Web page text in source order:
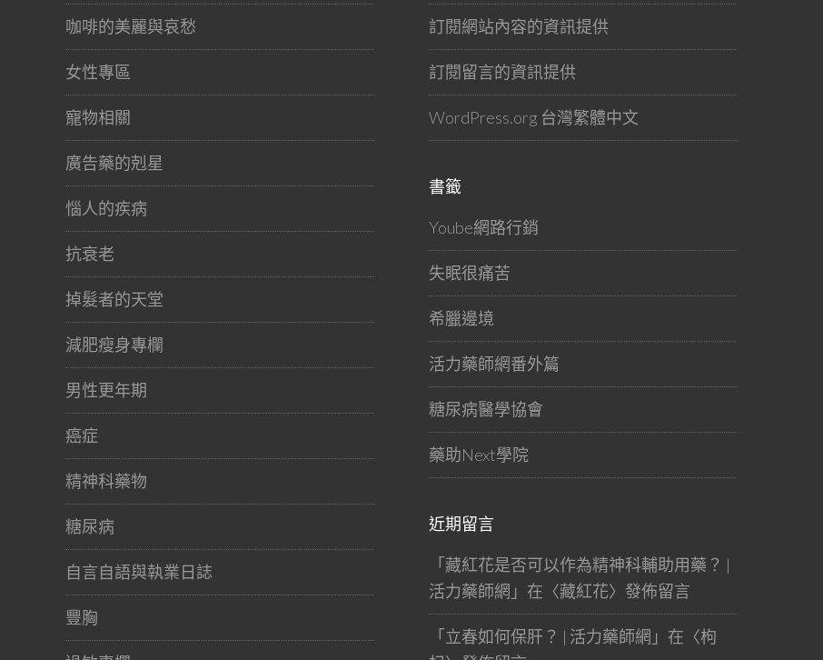
咖啡的美麗與哀愁
女性專區
寵物相關
廣告藥的剋星
惱人的疾病
抗衰老
掉髮者的天堂
減肥瘦身專欄
男性更年期
癌症
精神科藥物
糖尿病
自言自語與執業日誌
豐胸
訂閱網站內容的資訊提供
訂閱留言的資訊提供
WordPress.org 台灣繁體中文
書籤
Yoube網路行銷
失眠很痛苦
希臘邊境
活力藥師網番外篇
糖尿病醫學協會
藥助Next學院
近期留言
「藏紅花是否可以作為精神科輔助用藥？ |
活力藥師網 」在〈藏紅花〉發佈留言
「立春如何保肝？ | 活力藥師網 」在〈枸